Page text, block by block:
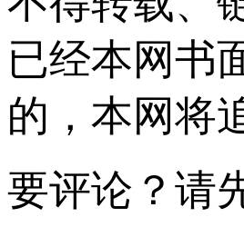
已经本网书
的，本网将
要评论？请